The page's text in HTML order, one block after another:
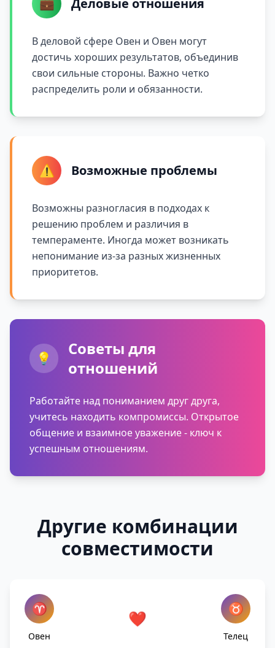
💼 Деловые отношения
В деловой сфере Овен и Овен могут
достичь хороших результатов, объединив
свои сильные стороны. Важно четко
распределить роли и обязанности.
⚠️ Возможные проблемы
Возможны разногласия в подходах к
решению проблем и различия в
темпераменте. Иногда может возникать
непонимание из-за разных жизненных
приоритетов.
💡
Советы для
отношений
Работайте над пониманием друг друга,
учитесь находить компромиссы. Открытое
общение и взаимное уважение - ключ к
успешным отношениям.
Другие комбинации
совместимости
♈
Овен
❤️ ♉
Телец